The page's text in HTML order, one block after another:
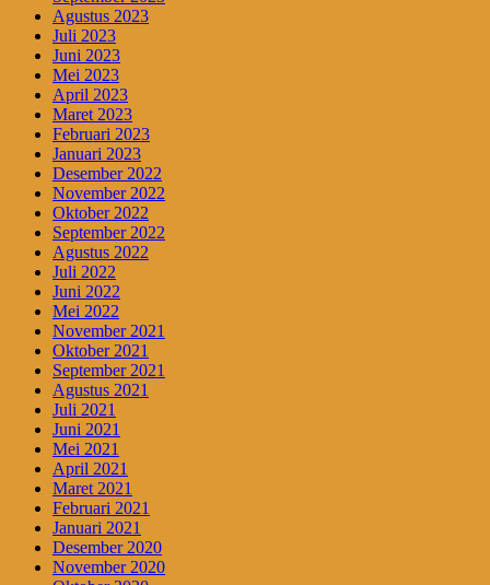
Agustus 2023
Juli 2023
Juni 2023
Mei 2023
April 2023
Maret 2023
Februari 2023
Januari 2023
Desember 2022
November 2022
Oktober 2022
September 2022
Agustus 2022
Juli 2022
Juni 2022
Mei 2022
November 2021
Oktober 2021
September 2021
Agustus 2021
Juli 2021
Juni 2021
Mei 2021
April 2021
Maret 2021
Februari 2021
Januari 2021
Desember 2020
November 2020